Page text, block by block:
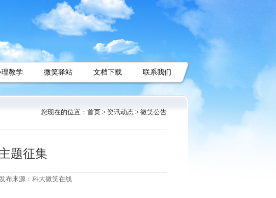
理教学 微笑驿站 文档下载 联系我们
您现在的位置： 首页 > 资讯动态 > 微笑公告
题征集
布来源：科大微笑在线